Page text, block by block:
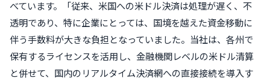
べています。「従来、米国への米ドル決済は処理が遅く、不
透明であり、特に企業にとっては、国境を越えた資金移動に
伴う手数料が大きな負担となっていました。当社は、各州で
保有するライセンスを活用し、金融機関レベルの米ドル清算
と併せて、国内のリアルタイム決済網への直接接続を導入す